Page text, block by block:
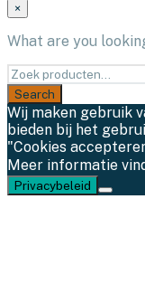
×
What are you
Wij maken gebruik
bieden bij het
"Cookies
Meer informatie
Privacybeleid